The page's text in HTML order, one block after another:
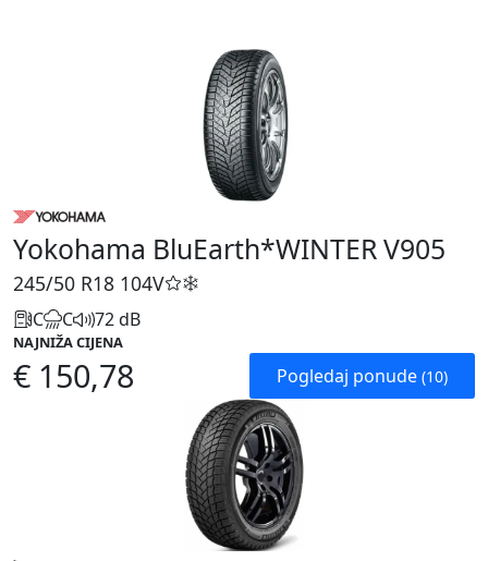
Yokohama BluEarth*WINTER V905
245/50 R18 104V
C C 72 dB
NAJNIŽA CIJENA
€ 150,78 Pogledaj ponude (10)